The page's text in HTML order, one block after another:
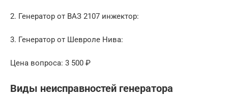
2. Генератор от ВАЗ 2107 инжектор:
3. Генератор от Шевроле Нива:
Цена вопроса: 3 500 ₽
Виды неисправностей генератора